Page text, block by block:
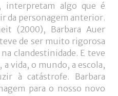
interpretam algo que é
da personagem anterior.
(2000), Barbara Auer
de ser muito rigorosa
clandestinidade. E teve
vida, o mundo, a escola,
à catástrofe. Barbara
para o nosso novo